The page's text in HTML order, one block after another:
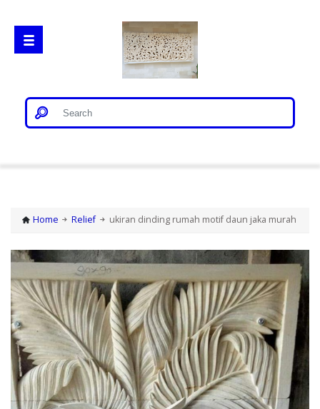
Gorong Gorong
Loster
Patung Bali
Relief
Gallery
Kontak
Home Relief ukiran dinding rumah motif daun jaka murah